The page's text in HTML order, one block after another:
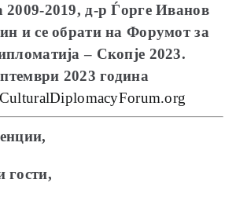
2009-2019, д-р Ѓорге Иванов
и се обрати на Форумот за
– Скопје 2023.
2023 година
гости,